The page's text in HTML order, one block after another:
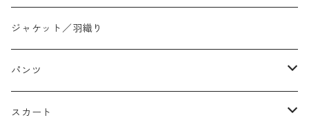
ジャケット／羽織り
パンツ
テーパード
スカート